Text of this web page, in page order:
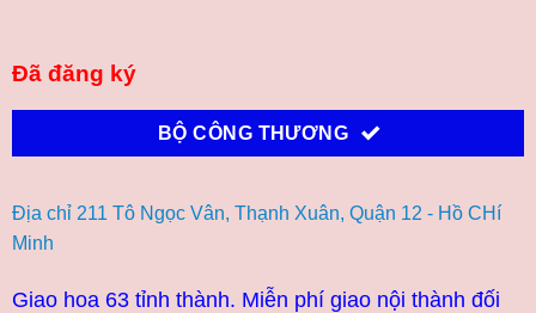
Đã đăng ký
BỘ CÔNG THƯƠNG
Địa chỉ 211 Tô Ngọc Vân, Thạnh Xuân, Quận 12 - Hồ CHí
Minh
Giao hoa 63 tỉnh thành. Miễn phí giao nội thành đối